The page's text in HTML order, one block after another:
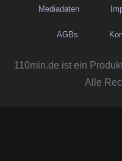
Mediadaten
AGBs
110min.de ist ein
Alle